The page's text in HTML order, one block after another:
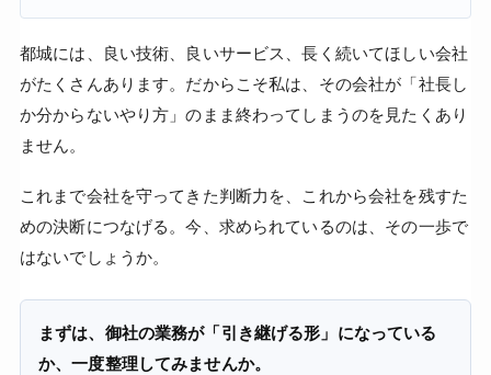
都城には、良い技術、良いサービス、長く続いてほしい会社
がたくさんあります。だからこそ私は、その会社が「社長し
か分からないやり方」のまま終わってしまうのを見たくあり
ません。
これまで会社を守ってきた判断力を、これから会社を残すた
めの決断につなげる。今、求められているのは、その一歩で
はないでしょうか。
まずは、御社の業務が「引き継げる形」になっている
か、一度整理してみませんか。